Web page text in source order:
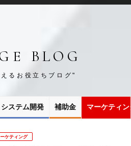
BLOG
るお役立ちブログ"
システム開発 補助金 マーケティン
ケティング